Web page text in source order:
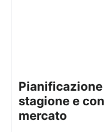
pianificazione della prossima
stagione e
mercato